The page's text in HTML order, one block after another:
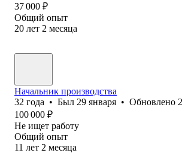
37 000 ₽
Общий опыт
20 лет 2 месяца
Начальник производства
32 года • Был 29 января • Обновлено
100 000 ₽
Не ищет работу
Общий опыт
11 лет 2 месяца